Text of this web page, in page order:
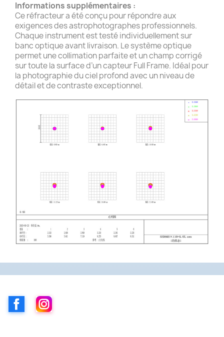
Informations supplémentaires :
Ce réfracteur a été conçu pour répondre aux
exigences des astrophotographes professionnels.
Chaque instrument est testé individuellement sur
banc optique avant livraison. Le système optique
permet une collimation parfaite et un champ corrigé
sur toute la surface d’un capteur Full Frame. Idéal pour
la photographie du ciel profond avec un niveau de
détail et de contraste exceptionnel.
FacebookInstagram